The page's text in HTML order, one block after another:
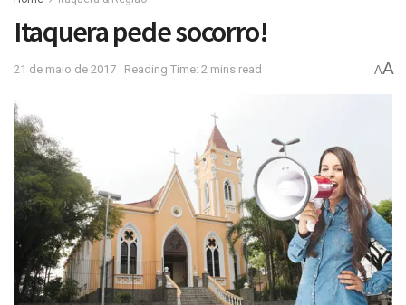
Itaquera pede socorro!
21 de maio de 2017 Reading Time: 2 mins read AA